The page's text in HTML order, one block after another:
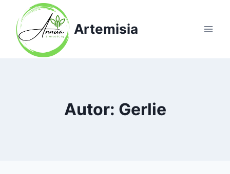
Przejdź
treści
Artemisia
Autor: Gerlie